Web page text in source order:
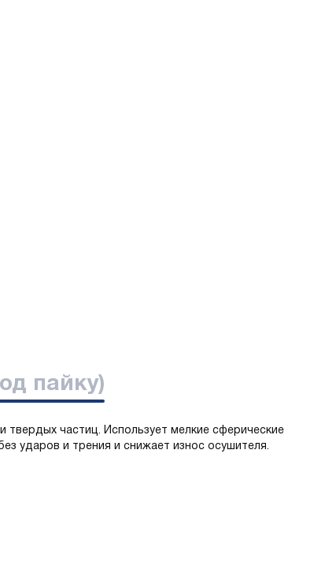
пайку)
твердых частиц. Использует мелкие сферические
ударов и трения и снижает износ осушителя.